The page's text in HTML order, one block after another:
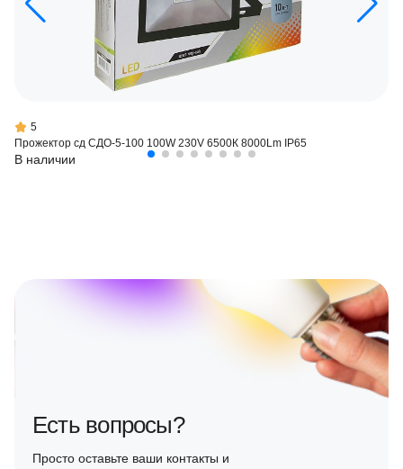
5
Прожектор сд СДО-5-100 100W 230V 6500К 8000Lm IP65
В наличии
Есть вопросы?
Просто оставьте ваши контакты и